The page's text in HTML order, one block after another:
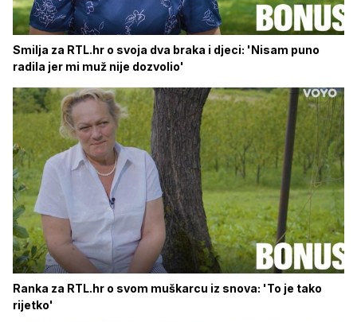
Smilja za RTL.hr o svoja dva braka i djeci: 'Nisam puno
radila jer mi muž nije dozvolio'
Ranka za RTL.hr o svom muškarcu iz snova: 'To je tako
rijetko'